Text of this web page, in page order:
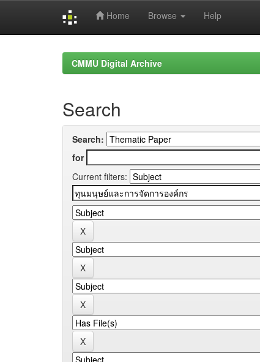
Home Browse Help
CMMU Digital Archive
Search
Search:
for
Current filters: